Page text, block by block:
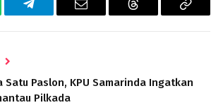
Telegram Email Threads
Copy
Satu Paslon, KPU Samarinda Ingatkan
Pilkada